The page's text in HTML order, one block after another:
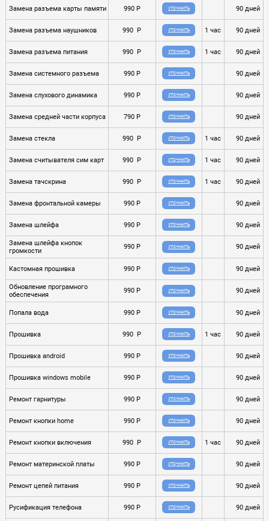
Замена разъема карты памяти 990 P УТОЧНИТЬ 90 дней
Замена разъема наушников 990 P УТОЧНИТЬ 1 час 90 дней
Замена разъема питания 990 P УТОЧНИТЬ 1 час 90 дней
Замена системного разъема 990 P УТОЧНИТЬ 90 дней
Замена слухового динамика 990 P УТОЧНИТЬ 90 дней
Замена средней части корпуса 790 P УТОЧНИТЬ 90 дней
Замена стекла 990 P УТОЧНИТЬ 1 час 90 дней
Замена считывателя сим карт 990 P УТОЧНИТЬ 1 час 90 дней
Замена тачскрина 990 P УТОЧНИТЬ 1 час 90 дней
Замена фронтальной камеры 990 P УТОЧНИТЬ 90 дней
Замена шлейфа 990 P УТОЧНИТЬ 90 дней
Замена шлейфа кнопок
громкости
990 P УТОЧНИТЬ 90 дней
Кастомная прошивка 990 P УТОЧНИТЬ 90 дней
Обновление програмного
обеспечения
990 P УТОЧНИТЬ 90 дней
Попала вода 990 P УТОЧНИТЬ 90 дней
Прошивка 990 P УТОЧНИТЬ 1 час 90 дней
Прошивка android 990 P УТОЧНИТЬ 90 дней
Прошивка windows mobile 990 P УТОЧНИТЬ 90 дней
Ремонт гарнитуры 990 P УТОЧНИТЬ 90 дней
Ремонт кнопки home 990 P УТОЧНИТЬ 90 дней
Ремонт кнопки включения 990 P УТОЧНИТЬ 1 час 90 дней
Ремонт материнской платы 990 P УТОЧНИТЬ 90 дней
Ремонт цепей питания 990 P УТОЧНИТЬ 90 дней
Русификация телефона 990 P УТОЧНИТЬ 90 дней